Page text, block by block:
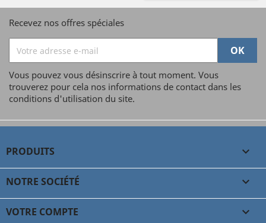
Recevez nos offres spéciales
Vous pouvez vous désinscrire à tout moment. Vous
trouverez pour cela nos informations de contact dans les
conditions d'utilisation du site.
PRODUITS 
NOTRE SOCIÉTÉ 
VOTRE COMPTE 